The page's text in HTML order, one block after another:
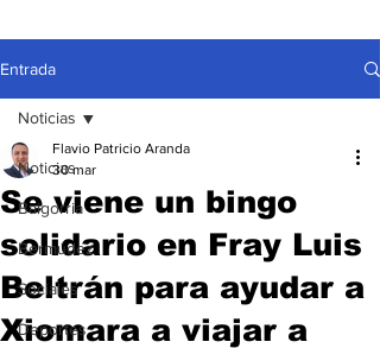
Entrada
Noticias
Baigorria
Bermúdez
Sociales
Deportes
Noticias
Se viene un bingo
solidario en Fray Luis
Beltrán para ayudar a
Xiomara a viajar a
Flavio Patricio Aranda
30 mar